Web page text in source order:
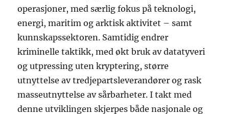
operasjoner, med særlig fokus på teknologi,
energi, maritim og arktisk aktivitet – samt
kunnskapssektoren. Samtidig endrer
kriminelle taktikk, med økt bruk av datatyveri
og utpressing uten kryptering, større
utnyttelse av tredjepartsleverandører og rask
masseutnyttelse av sårbarheter. I takt med
denne utviklingen skjerpes både nasjonale og